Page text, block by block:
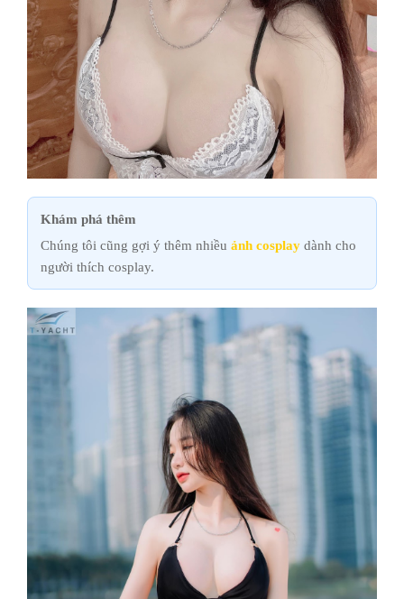
Khám phá thêm
Chúng tôi cũng gợi ý thêm nhiều ảnh cosplay dành cho
người thích cosplay.